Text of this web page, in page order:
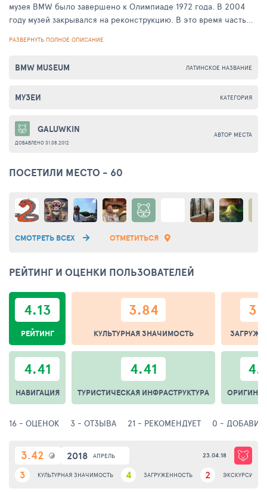
музея BMW было завершено к Олимпиаде 1972 года. В 2004
году музей закрывался на реконструкцию. В это время часть
июня 2008 года музей был вновь открыт для посещения. К
расширивший общую площадь музея до 5000 квадратных
прошлых лет, так и современные модели BMW.
Ежегодно музей BMW посещает чуть более 250 000 человек.
Сравнительно небольшую посещаемость музея можно
РАЗВЕРНУТЬ ПОЛНОЕ ОПИСАНИЕ
ЛАТИНСКОЕ НАЗВАНИЕ
BMW MUSEUM
КАТЕГОРИЯ
МУЗЕИ
АВТОР МЕСТА
GALUWKIN
ДОБАВЛЕНО 31.08.2012
ПОСЕТИЛИ МЕСТО - 60
СМОТРЕТЬ ВСЕХ ОТМЕТИТЬСЯ
РЕЙТИНГ И ОЦЕНКИ ПОЛЬЗОВАТЕЛЕЙ
4.13
РЕЙТИНГ
3.84
КУЛЬТУРНАЯ ЗНАЧИМОСТЬ
4.41
НАВИГАЦИЯ
4.41
ТУРИСТИЧЕСКАЯ ИНФРАСТРУКТУРА
16 - ОЦЕНОК 3 - ОТЗЫВА 21 - РЕКОМЕНДУЕТ 0 -
3.42
3 КУЛЬТУРНАЯ ЗНАЧИМОСТЬ 4 ЗАГРУЖЕННОСТЬ 2
2018 АПРЕЛЬ 23.04.18